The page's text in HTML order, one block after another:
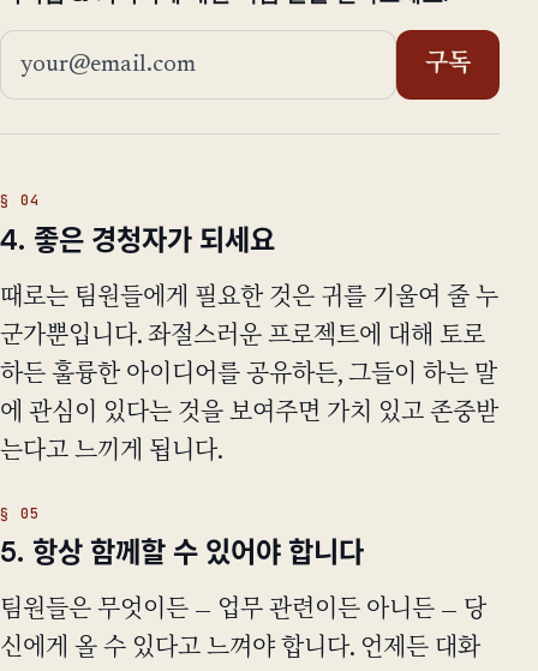
이메일 주소
구독
4. 좋은 경청자가 되세요
때로는 팀원들에게 필요한 것은 귀를 기울여 줄 누
군가뿐입니다. 좌절스러운 프로젝트에 대해 토로
하든 훌륭한 아이디어를 공유하든, 그들이 하는 말
에 관심이 있다는 것을 보여주면 가치 있고 존중받
는다고 느끼게 됩니다.
5. 항상 함께할 수 있어야 합니다
팀원들은 무엇이든 — 업무 관련이든 아니든 — 당
신에게 올 수 있다고 느껴야 합니다. 언제든 대화